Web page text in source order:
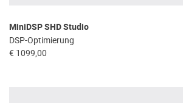
MiniDSP SHD Studio
DSP-Optimierung
€ 1099,00